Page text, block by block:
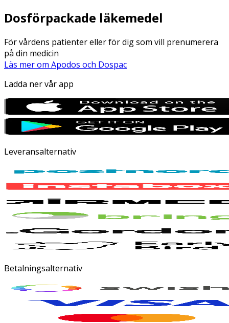
Dosförpackade läkemedel
För vårdens patienter eller för dig som vill prenumerera
på din medicin
Läs mer om Apodos och Dospac
Ladda ner vår app
Leveransalternativ
Betalningsalternativ